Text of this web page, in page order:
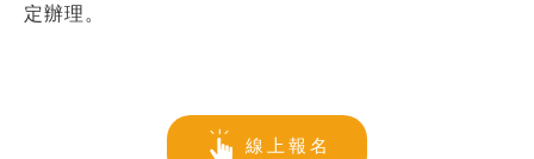
定辦理。
線上報名